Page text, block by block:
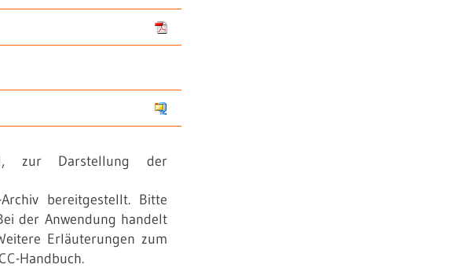
zur Darstellung der
bereitgestellt. Bitte
der Anwendung handelt
Erläuterungen zum
Handbuch.